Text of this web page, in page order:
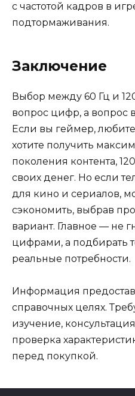
с частотой кадров в
подтормаживания.
Заключение
Выбор между 60 Гц и
вопрос цифр, а вопрос
Если вы геймер,
хотите получить
поколения контента,
своих денег. Но если
для кино и сериалов,
сэкономить, выбрав
вариант. Главное — не
цифрами, а подбирать
реальные потребности.
Информация
справочных целях.
изучение,
проверка
перед покупкой.